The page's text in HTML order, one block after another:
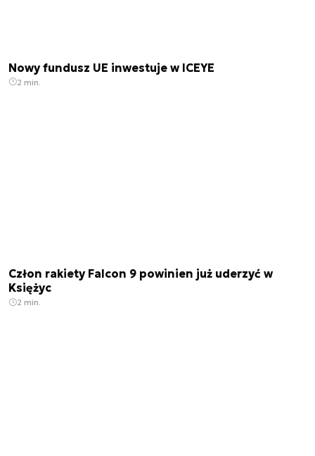
Nowy fundusz UE inwestuje w ICEYE
2 min.
Człon rakiety Falcon 9 powinien już uderzyć w
Księżyc
2 min.